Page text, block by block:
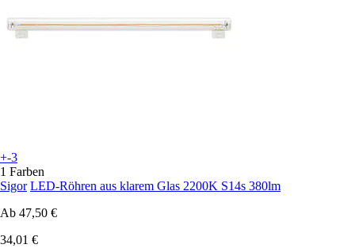
+-3
1 Farben
Sigor LED-Röhren aus klarem Glas 2200K S14s 380lm
Ab 47,50 €
34,01 €